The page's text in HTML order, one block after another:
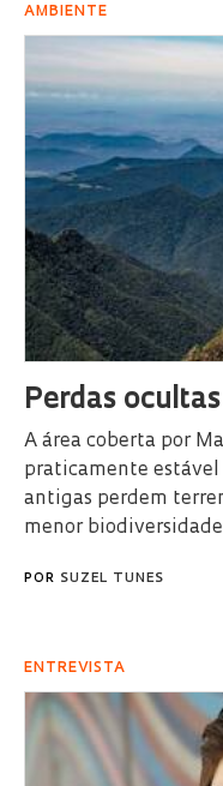
AMBIENTE
Perdas ocultas
A área coberta por
praticamente estável
antigas perdem
menor
POR SUZEL TUNES
ENTREVISTA